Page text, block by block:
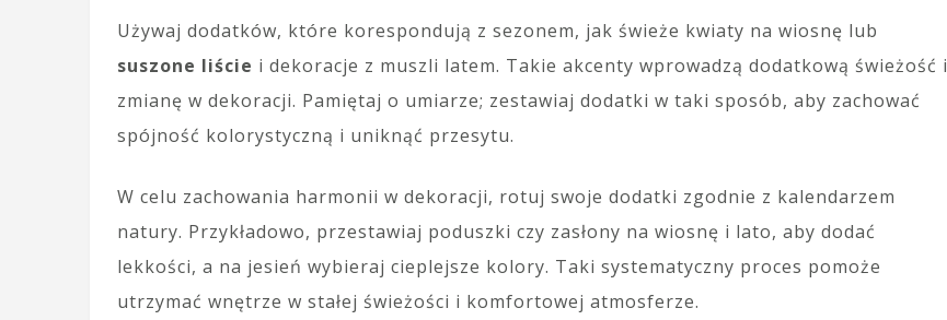
Używaj dodatków, które korespondują z sezonem, jak świeże kwiaty na wiosnę lub
suszone liście i dekoracje z muszli latem. Takie akcenty wprowadzą dodatkową świeżość i
zmianę w dekoracji. Pamiętaj o umiarze; zestawiaj dodatki w taki sposób, aby zachować
spójność kolorystyczną i uniknąć przesytu.
W celu zachowania harmonii w dekoracji, rotuj swoje dodatki zgodnie z kalendarzem
natury. Przykładowo, przestawiaj poduszki czy zasłony na wiosnę i lato, aby dodać
lekkości, a na jesień wybieraj cieplejsze kolory. Taki systematyczny proces pomoże
utrzymać wnętrze w stałej świeżości i komfortowej atmosferze.